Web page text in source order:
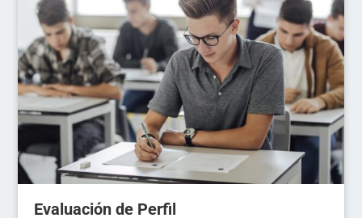
Evaluación de Perfil